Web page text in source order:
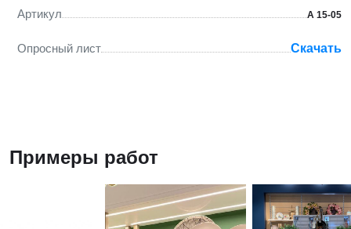
Артикул А 15-05
Опросный лист Скачать
Примеры работ